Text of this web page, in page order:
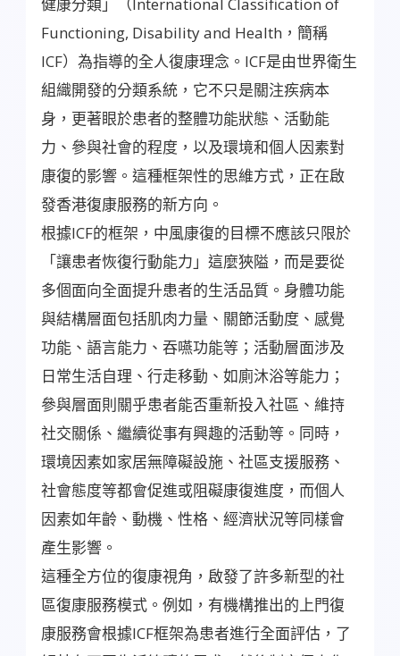
Functioning, Disability and Health，簡稱
ICF）為指導的全人復康理念。ICF是由世界衛生
組織開發的分類系統，它不只是關注疾病本
身，更著眼於患者的整體功能狀態、活動能
力、參與社會的程度，以及環境和個人因素對
康復的影響。這種框架性的思維方式，正在啟
發香港復康服務的新方向。
根據ICF的框架，中風康復的目標不應該只限於
「讓患者恢復行動能力」這麼狹隘，而是要從
多個面向全面提升患者的生活品質。身體功能
與結構層面包括肌肉力量、關節活動度、感覺
功能、語言能力、吞嚥功能等；活動層面涉及
日常生活自理、行走移動、如廁沐浴等能力；
參與層面則關乎患者能否重新投入社區、維持
社交關係、繼續從事有興趣的活動等。同時，
環境因素如家居無障礙設施、社區支援服務、
社會態度等都會促進或阻礙康復進度，而個人
因素如年齡、動機、性格、經濟狀況等同樣會
產生影響。
這種全方位的復康視角，啟發了許多新型的社
區復康服務模式。例如，有機構推出的上門復
康服務會根據ICF框架為患者進行全面評估，了